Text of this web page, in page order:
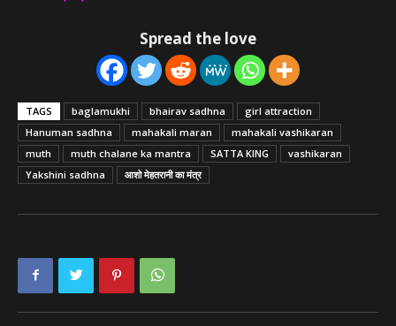
Spread the love
TAGS baglamukhi bhairav sadhna
girl attraction
Hanuman sadhna
mahakali maran
mahakali vashikaran
muth
muth chalane ka mantra SATTA KING
vashikaran
Yakshini sadhna
आशो मेहतरानी का मंत्र